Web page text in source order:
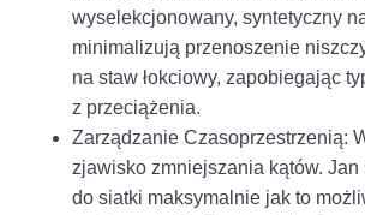
wyselekcjonowany, syntetyczny
minimalizują przenoszenie
na staw łokciowy, zapobiegając
z przeciążenia.
Zarządzanie Czasoprzestrzenią:
zjawisko zmniejszania kątów. Jan
do siatki maksymalnie jak to